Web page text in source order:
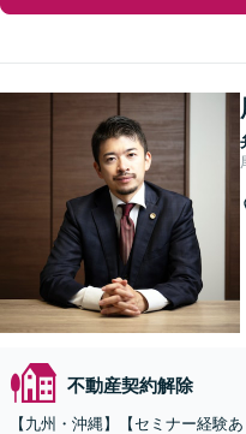
不動産契約解除
【九州・沖縄】【セミナー経験